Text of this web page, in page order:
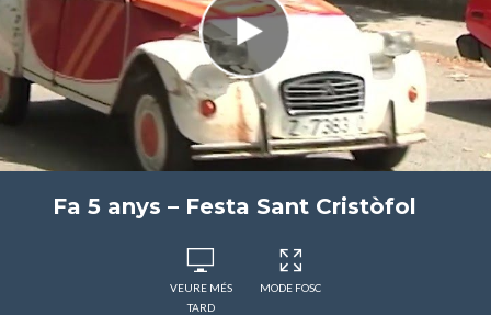
Fa 5 anys – Festa Sant Cristòfol
VEURE MÉS
TARD
MODE FOSC